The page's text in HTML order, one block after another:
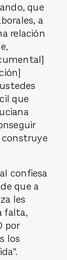
que
a
relación
que
confiesa
que a
les
falta,
por
los